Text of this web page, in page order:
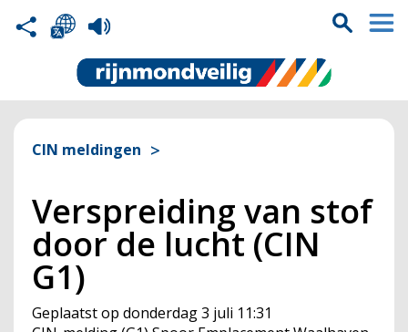
CIN meldingen
Verspreiding van stof
door de lucht (CIN
G1)
Geplaatst op donderdag 3 juli 11:31